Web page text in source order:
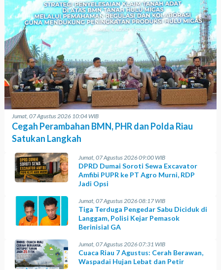
Jumat, 07 Agustus 2026 10:04 WIB
Cegah Perambahan BMN, PHR dan Polda Riau
Satukan Langkah
Jumat, 07 Agustus 2026 09:00 WIB
DPRD Dumai Soroti Sewa Excavator
Amfibi PUPR ke PT Agro Murni, RDP
Jadi Opsi
Jumat, 07 Agustus 2026 08:17 WIB
Tiga Terduga Pengedar Sabu Diciduk di
Langgam, Polisi Kejar Pemasok
Berinisial GA
Jumat, 07 Agustus 2026 07:31 WIB
Cuaca Riau 7 Agustus: Cerah Berawan,
Waspadai Hujan Lebat dan Petir